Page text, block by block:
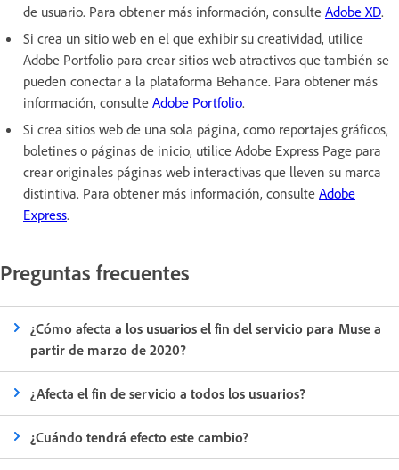
de usuario. Para obtener más información, consulte Adobe XD.
Si crea un sitio web en el que exhibir su creatividad, utilice
Adobe Portfolio para crear sitios web atractivos que también se
pueden conectar a la plataforma Behance. Para obtener más
información, consulte Adobe Portfolio.
Si crea sitios web de una sola página, como reportajes gráficos,
boletines o páginas de inicio, utilice Adobe Express Page para
crear originales páginas web interactivas que lleven su marca
distintiva. Para obtener más información, consulte Adobe
Express.
Preguntas frecuentes
¿Cómo afecta a los usuarios el fin del servicio para Muse a
partir de marzo de 2020?
¿Afecta el fin de servicio a todos los usuarios?
¿Cuándo tendrá efecto este cambio?